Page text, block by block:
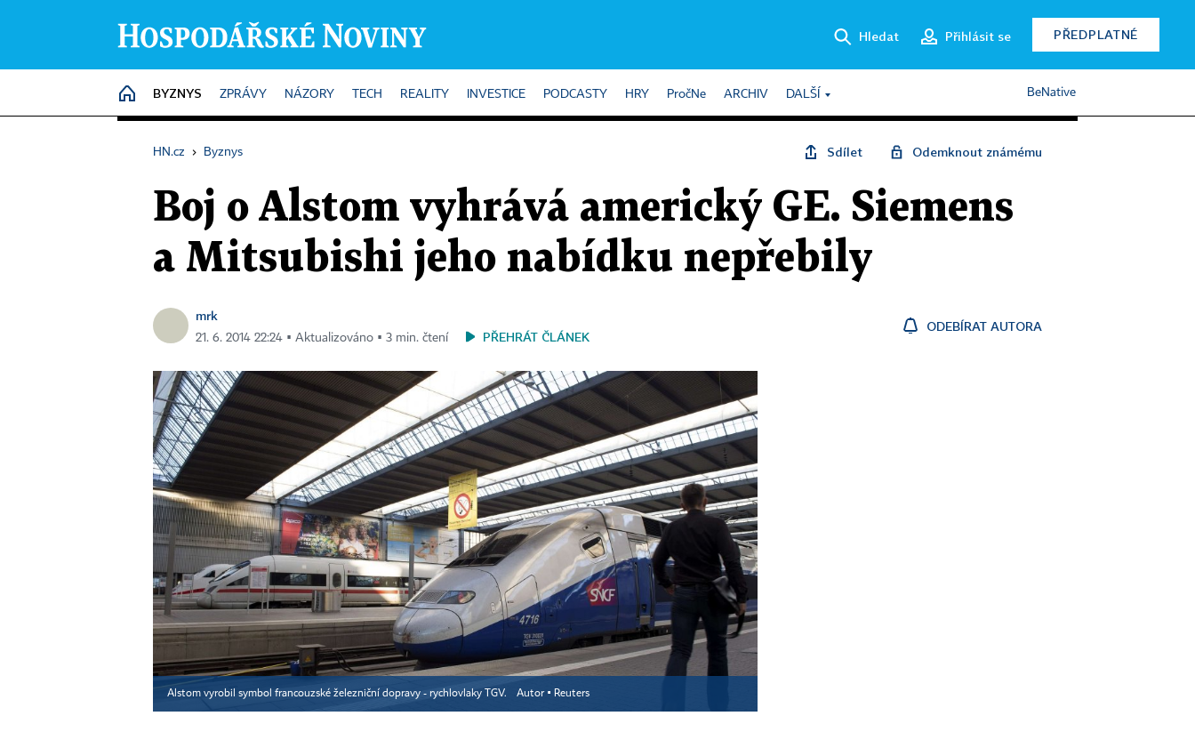
Hledat Přihlásit se PŘEDPLATNÉ
HOME
BYZNYS ZPRÁVY NÁZORY TECH REALITY INVESTICE PODCASTY HRY PročNe ARCHIV DALŠÍ BeNative
HN.cz › Byznys Sdílet Odemknout známému
Boj o Alstom vyhrává americký GE. Siemens
a Mitsubishi jeho nabídku nepřebily
mrk
21. 6. 2014 22:24 ▪ Aktualizováno ▪ 3 min. čtení PŘEHRÁT ČLÁNEK
ODEBÍRAT AUTORA
Alstom vyrobil symbol francouzské železniční dopravy - rychlovlaky TGV. Autor ▪ Reuters